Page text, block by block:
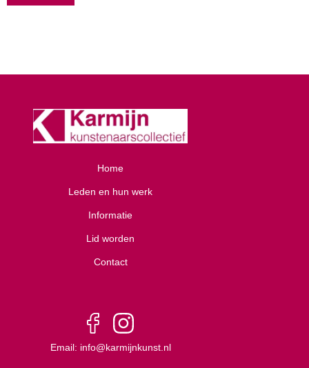
Home
Leden en hun werk
Informatie
Lid worden
Contact
Email: info@karmijnkunst.nl